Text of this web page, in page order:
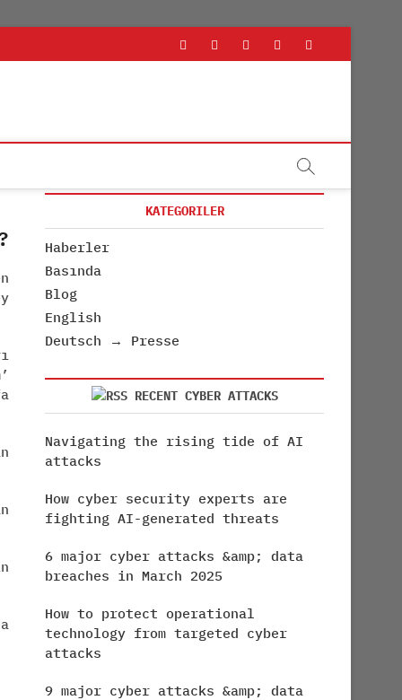
linkedin twitter youtube
KATEGORILER
Haberler
Basında
Blog
English
Deutsch → Presse
RECENT CYBER ATTACKS
Navigating the rising tide of AI
attacks
How cyber security experts are
fighting AI-generated threats
6 major cyber attacks &amp; data
breaches in March 2025
How to protect operational
technology from targeted cyber
attacks
9 major cyber attacks &amp; data